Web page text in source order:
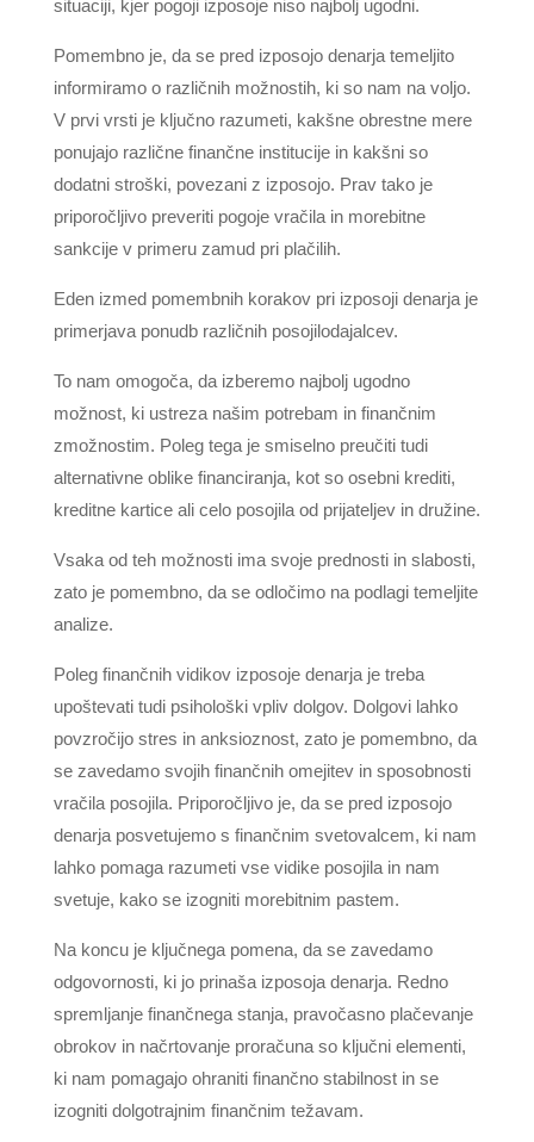
situaciji, kjer pogoji izposoje niso najbolj ugodni.
Pomembno je, da se pred izposojo denarja temeljito
informiramo o različnih možnostih, ki so nam na voljo.
V prvi vrsti je ključno razumeti, kakšne obrestne mere
ponujajo različne finančne institucije in kakšni so
dodatni stroški, povezani z izposojo. Prav tako je
priporočljivo preveriti pogoje vračila in morebitne
sankcije v primeru zamud pri plačilih.
Eden izmed pomembnih korakov pri izposoji denarja je
primerjava ponudb različnih posojilodajalcev.
To nam omogoča, da izberemo najbolj ugodno
možnost, ki ustreza našim potrebam in finančnim
zmožnostim. Poleg tega je smiselno preučiti tudi
alternativne oblike financiranja, kot so osebni krediti,
kreditne kartice ali celo posojila od prijateljev in družine.
Vsaka od teh možnosti ima svoje prednosti in slabosti,
zato je pomembno, da se odločimo na podlagi temeljite
analize.
Poleg finančnih vidikov izposoje denarja je treba
upoštevati tudi psihološki vpliv dolgov. Dolgovi lahko
povzročijo stres in anksioznost, zato je pomembno, da
se zavedamo svojih finančnih omejitev in sposobnosti
vračila posojila. Priporočljivo je, da se pred izposojo
denarja posvetujemo s finančnim svetovalcem, ki nam
lahko pomaga razumeti vse vidike posojila in nam
svetuje, kako se izogniti morebitnim pastem.
Na koncu je ključnega pomena, da se zavedamo
odgovornosti, ki jo prinaša izposoja denarja. Redno
spremljanje finančnega stanja, pravočasno plačevanje
obrokov in načrtovanje proračuna so ključni elementi,
ki nam pomagajo ohraniti finančno stabilnost in se
izogniti dolgotrajnim finančnim težavam.